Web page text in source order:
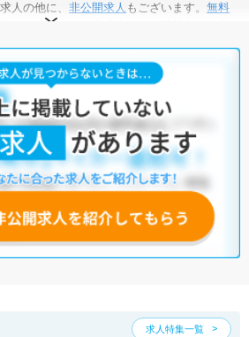
人の他に、 非公開求人 もございます。 無料
込みいただくと、全求人からご希望条件に合
では以下のような条件が人気です。
員) ・介護福祉施設
ざいますので、「こだわり条件」から検索
合わせください。
から検索いただくことも可能です。
し込みいただくと、ご希望条件をヒアリン
します。
ない方は
人気の希望条件をピックアップし
さい。
求人特集一覧